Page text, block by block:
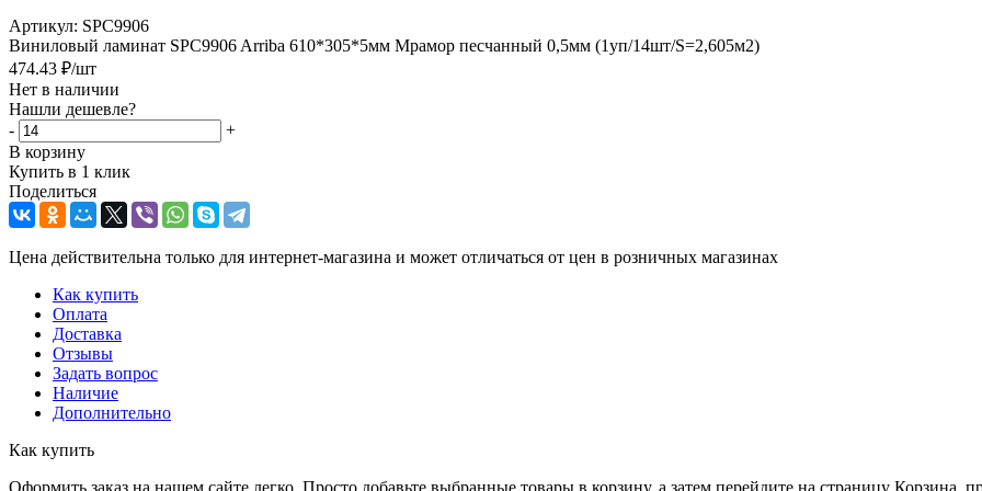
Артикул: SPC9906
Виниловый ламинат SPC9906 Arriba 610*305*5мм Мрамор песчанный 0,5мм (1уп/14шт/S=2,605м2)
474.43 ₽/шт
Нет в наличии
Нашли дешевле?
-
+
В корзину
Купить в 1 клик
Поделиться
Цена действительна только для интернет-магазина и может отличаться от цен в розничных магазинах
Как купить
Оплата
Доставка
Отзывы
Задать вопрос
Наличие
Дополнительно
Как купить
Оформить заказ на нашем сайте легко. Просто добавьте выбранные товары в корзину, а затем перейдите на страницу Корзина,